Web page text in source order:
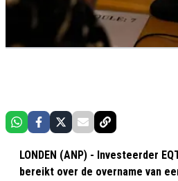
LONDEN (ANP) - Investeerder
bereikt over de overname van